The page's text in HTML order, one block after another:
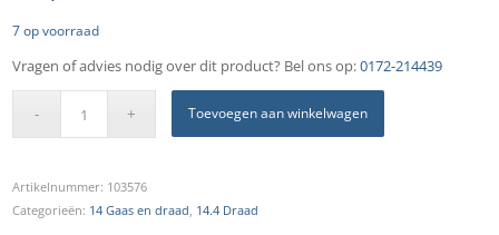
7 op voorraad
Vragen of advies nodig over dit product? Bel ons op:0172-214439
Toevoegen aan winkelwagen
Artikelnummer: 103576
Categorieën: 14 Gaas en draad, 14.4 Draad